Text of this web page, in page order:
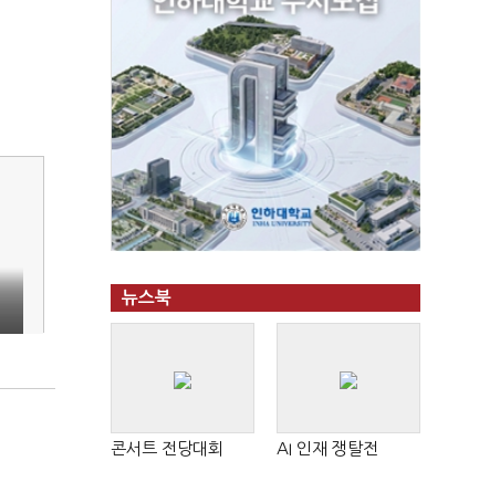
뉴스북
콘서트 전당대회 AI 인재 쟁탈전